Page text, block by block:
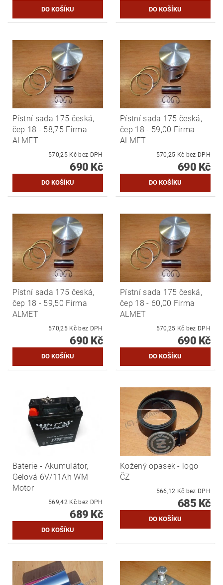
Pístní sada 175 česká,
čep 18 - 58,75 Firma
ALMET
570,25 Kč bez DPH
690 Kč
Pístní sada 175 česká,
čep 18 - 59,00 Firma
ALMET
570,25 Kč bez DPH
690 Kč
Pístní sada 175 česká,
čep 18 - 59,50 Firma
ALMET
570,25 Kč bez DPH
690 Kč
Pístní sada 175 česká,
čep 18 - 60,00 Firma
ALMET
570,25 Kč bez DPH
690 Kč
Baterie - Akumulátor,
Gelová 6V/11Ah WM
Motor
569,42 Kč bez DPH
689 Kč
Kožený opasek - logo
ČZ
566,12 Kč bez DPH
685 Kč